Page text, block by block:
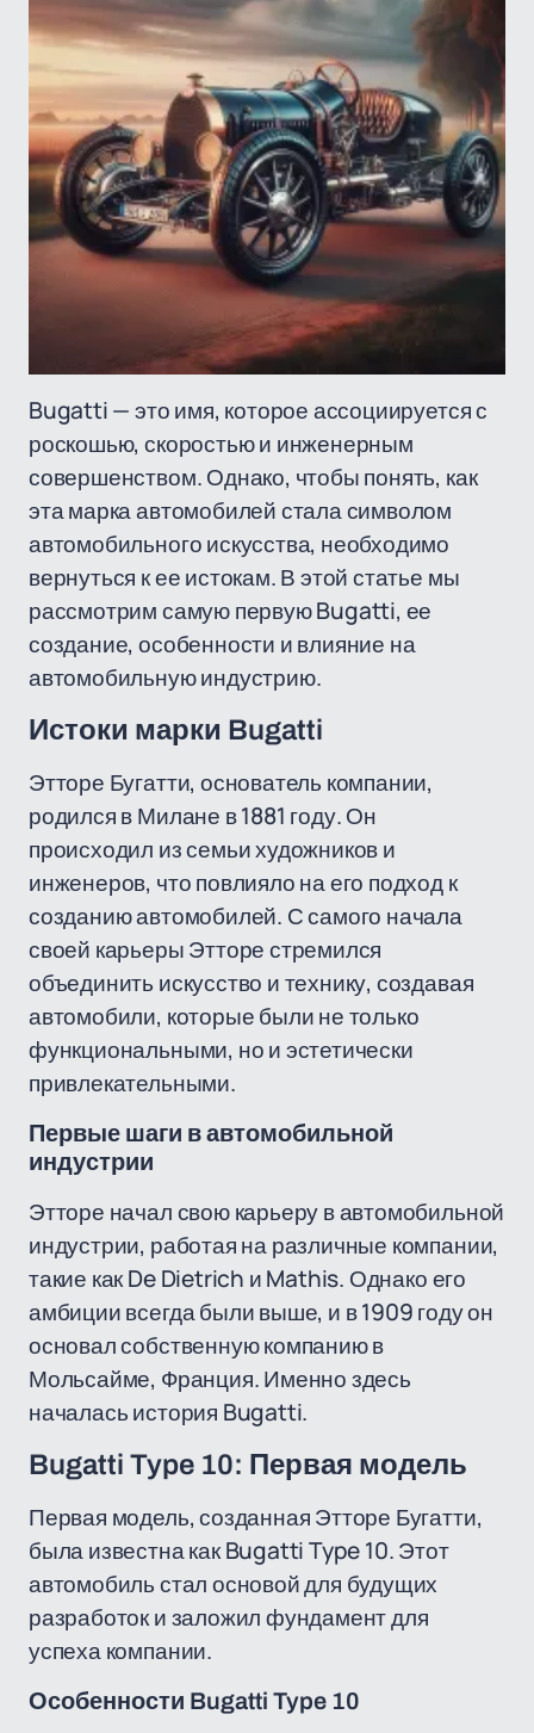
Bugatti — это имя, которое ассоциируется с
роскошью, скоростью и инженерным
совершенством. Однако, чтобы понять, как
эта марка автомобилей стала символом
автомобильного искусства, необходимо
вернуться к ее истокам. В этой статье мы
рассмотрим самую первую Bugatti, ее
создание, особенности и влияние на
автомобильную индустрию.
Истоки марки Bugatti
Этторе Бугатти, основатель компании,
родился в Милане в 1881 году. Он
происходил из семьи художников и
инженеров, что повлияло на его подход к
созданию автомобилей. С самого начала
своей карьеры Этторе стремился
объединить искусство и технику, создавая
автомобили, которые были не только
функциональными, но и эстетически
привлекательными.
Первые шаги в автомобильной
индустрии
Этторе начал свою карьеру в автомобильной
индустрии, работая на различные компании,
такие как De Dietrich и Mathis. Однако его
амбиции всегда были выше, и в 1909 году он
основал собственную компанию в
Мольсайме, Франция. Именно здесь
началась история Bugatti.
Bugatti Type 10: Первая модель
Первая модель, созданная Этторе Бугатти,
была известна как Bugatti Type 10. Этот
автомобиль стал основой для будущих
разработок и заложил фундамент для
успеха компании.
Особенности Bugatti Type 10